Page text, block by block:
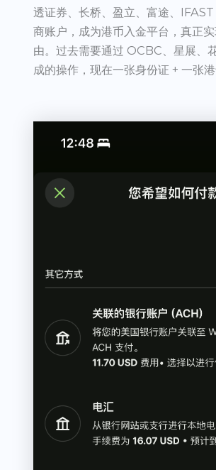
透证券、长桥、盈立、富途、
商账户，成为港币入金平台，真正
由。过去需要通过 OCBC、星展、
成的操作，现在一张身份证 + 一张港